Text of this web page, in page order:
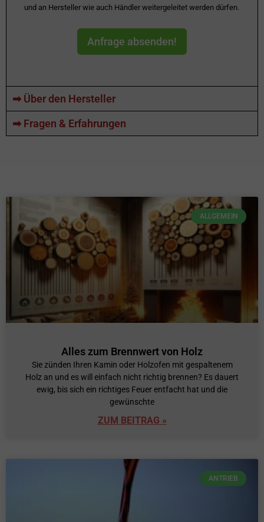
und an Hersteller wie auch Händler weitergeleitet werden dürfen.
Anfrage absenden!
➡ Über den Hersteller
➡ Fragen & Erfahrungen
ALLGEMEIN
Alles zum Brennwert von Holz
Sie zünden Ihren Kamin oder Holzofen mit gespaltenem
Holz an und es will einfach nicht richtig brennen? Es dauert
ewig, bis sich ein richtiges Feuer entfacht hat und die
gewünschte
ZUM BEITRAG »
ANTRIEB